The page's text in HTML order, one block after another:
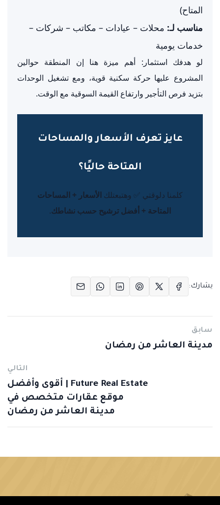
المتاح)
مناسب لـ: محلات – عيادات – مكاتب – شركات –
خدمات يومية
لو هدفك استثمار: أهم ميزة هنا إن المنطقة حوالين
المشروع عليها حركة سكنية قوية، ومع تشغيل الوحدات
بتزيد فرص التأجير وارتفاع القيمة السوقية مع الوقت.
عايز تعرف الأسعار والمساحات
المتاحة حاليًا؟
كلمنا دلوقتي ✅ وهتبعتلك الأسعار + المساحات
المتاحة + أفضل ترشيح حسب نشاطك.
يشارك:
سابق
مدينة العاشر من رمضان
التالي
Future Real Estate | أقوى وأفضل
موقع عقارات متخصص في
مدينة العاشر من رمضان